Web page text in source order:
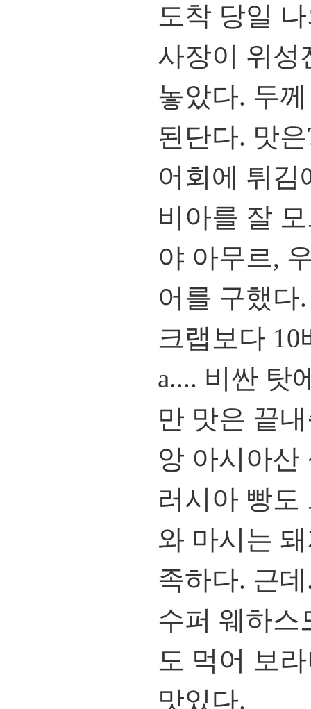
도착 당일
사장이 위성
놓았다. 두
된단다. 맛
어회에 튀김
비아를 잘
야 아무르,
어를 구했다
크랩보다 10
a.... 비싼 탓
만 맛은 끝
앙 아시아산
러시아 빵도
와 마시는
족하다. 근
수퍼 웨하스
도 먹어 보
맛있다.